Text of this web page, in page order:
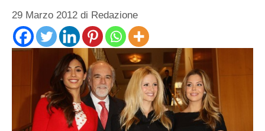
29 Marzo 2012 di Redazione